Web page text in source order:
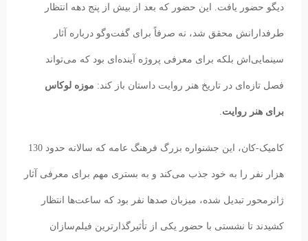
دیگو حضور یافت. این حضور که بعد از بیش از پنج دهه انتظار
طرفدارانش محقق شد، نه صرفاً برای گفت‌وگو درباره آثار
سینمایی‌اش بلکه برای معرفی پروژه آینده‌ای بود که می‌تواند
فصل تازه‌ای در تاریخ هنر روایت داستان باز کند: موزه لوکاس
برای هنر روایت.
کامیک-کان، این جشنواره بزرگ فرهنگ عامه که سالانه حدود 130
هزار نفر را به خود جذب می‌کند و به بستری مهم برای معرفی آثار
ژانرمحور تبدیل شده، میزبان صدها نفر بود که ساعت‌ها انتظار
کشیدند تا نشستی با حضور یکی از تأثیرگذارترین فیلم‌سازان